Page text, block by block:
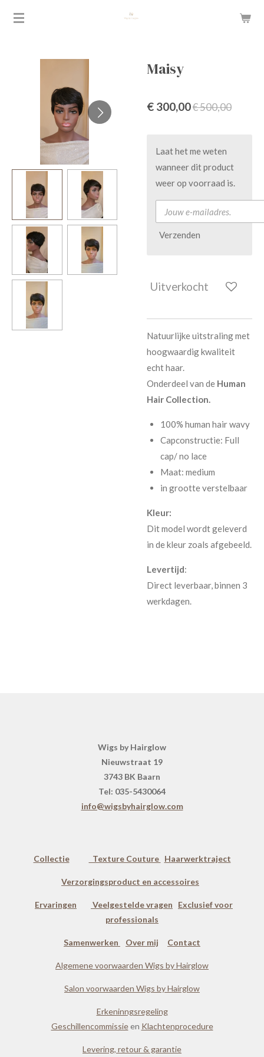
Ga
Maisy
€ 300,00€ 500,00
Laat het me weten
wanneer dit product
weer op voorraad is.
Verzenden
Uitverkocht
Natuurlijke uitstraling met
hoogwaardig kwaliteit
echt haar.
Onderdeel van de Human
Hair Collection.
100% human hair wavy
Capconstructie: Full
cap/ no lace
Maat: medium
in grootte verstelbaar
Kleur:
Dit model wordt geleverd
in de kleur zoals afgebeeld.
Levertijd:
Direct leverbaar, binnen 3
werkdagen.
Wigs by Hairglow
Nieuwstraat 19
3743 BK Baarn
Tel: 035-5430064
info@wigsbyhairglow.com
Collectie Texture Couture Haarwerktraject
Verzorgingsproduct en accessoires
Ervaringen Veelgestelde vragen
Exclusief voor
professionals
Samenwerken Over mij Contact
Algemene voorwaarden Wigs by Hairglow
Salon voorwaarden Wigs by Hairglow
Erkeninngsregeling
Geschillencommissieen Klachtenprocedure
Levering, retour & garantie